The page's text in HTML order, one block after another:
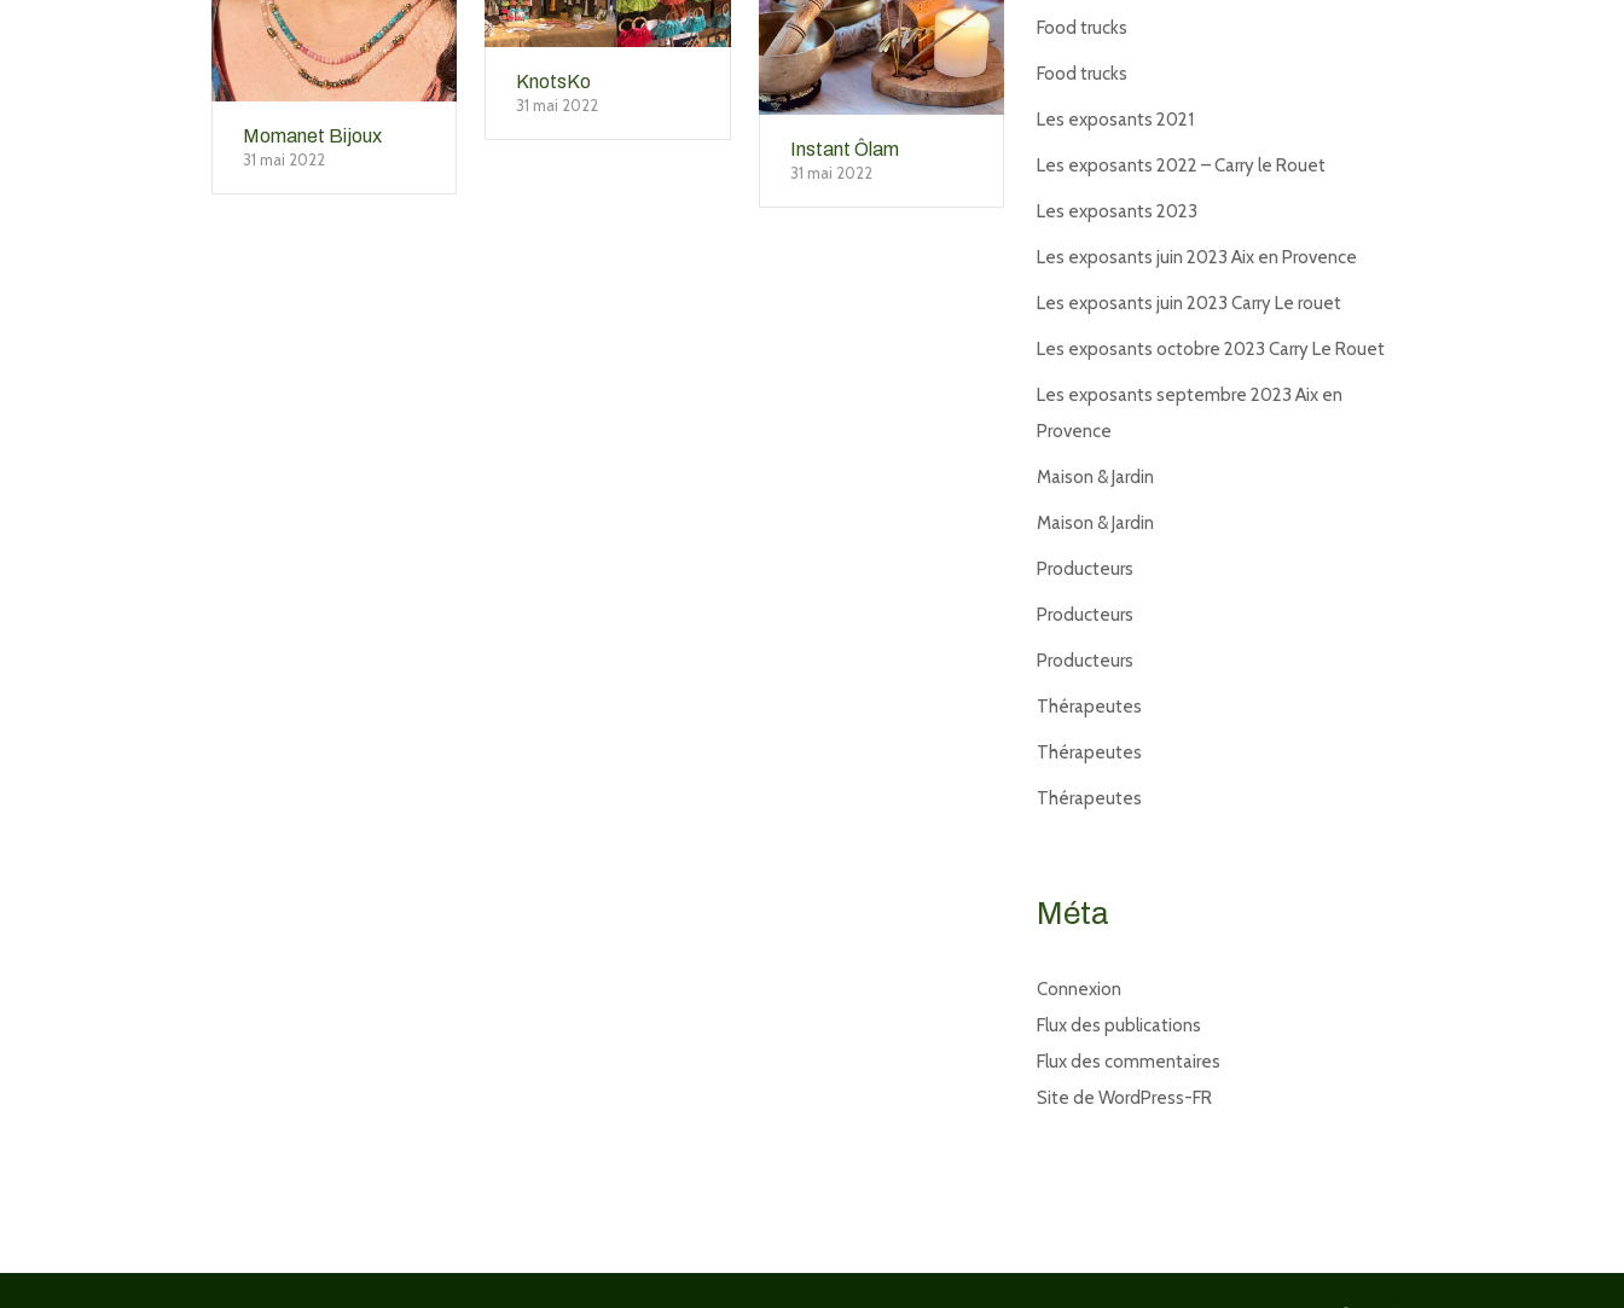
Momanet Bijoux
31 mai 2022
KnotsKo
31 mai 2022
Instant Ôlam
31 mai 2022
Food trucks
Food trucks
Les exposants 2021
Les exposants 2022 – Carry le Rouet
Les exposants 2023
Les exposants juin 2023 Aix en Provence
Les exposants juin 2023 Carry Le rouet
Les exposants octobre 2023 Carry Le Rouet
Les exposants septembre 2023 Aix en
Provence
Maison & Jardin
Maison & Jardin
Producteurs
Producteurs
Producteurs
Thérapeutes
Thérapeutes
Thérapeutes
Méta
Connexion
Flux des publications
Flux des commentaires
Site de WordPress-FR